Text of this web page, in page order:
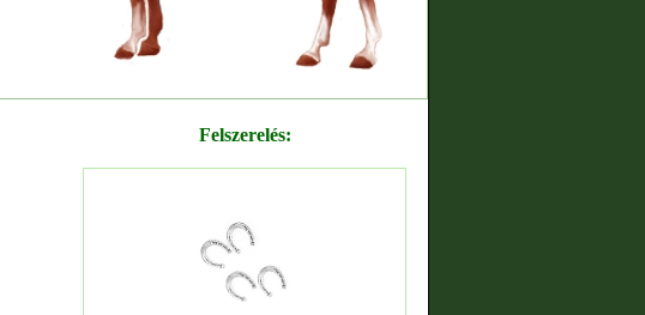
Felszerelés: